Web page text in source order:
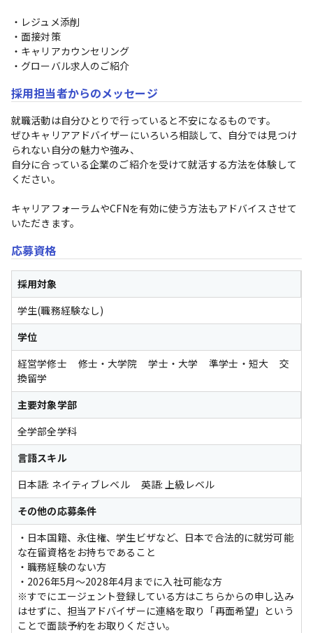
・レジュメ添削
・面接対策
・キャリアカウンセリング
・グローバル求人のご紹介
採用担当者からのメッセージ
就職活動は自分ひとりで行っていると不安になるものです。
ぜひキャリアアドバイザーにいろいろ相談して、自分では見つけ
られない自分の魅力や強み、
自分に合っている企業のご紹介を受けて就活する方法を体験して
ください。
キャリアフォーラムやCFNを有効に使う方法もアドバイスさせて
いただきます。
応募資格
採用対象
学生(職務経験なし)
学位
経営学修士
修士・大学院 学士・大学 準学士・短大
交
換留学
主要対象学部
全学部全学科
言語スキル
日本語: ネイティブレベル 英語: 上級レベル
その他の応募条件
・日本国籍、永住権、学生ビザなど、日本で合法的に就労可能
な在留資格をお持ちであること
・職務経験のない方
・2026年5月～2028年4月までに入社可能な方
※すでにエージェント登録している方はこちらからの申し込み
はせずに、担当アドバイザーに連絡を取り「再面希望」という
ことで面談予約をお取りください。